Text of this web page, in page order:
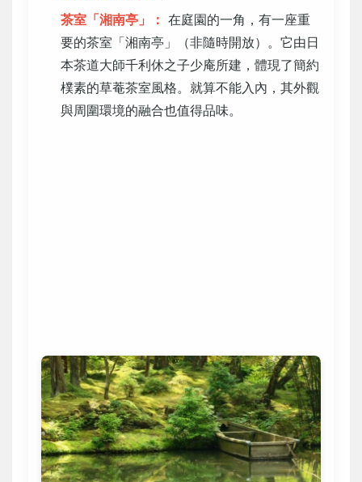
茶室「湘南亭」： 在庭園的一角，有一座重
要的茶室「湘南亭」（非隨時開放）。它由日
本茶道大師千利休之子少庵所建，體現了簡約
樸素的草菴茶室風格。就算不能入內，其外觀
與周圍環境的融合也值得品味。